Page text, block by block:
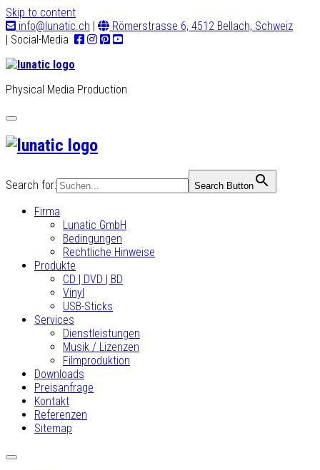
Skip to content
info@lunatic.ch |
Römerstrasse 6, 4512 Bellach, Schweiz
| Social-Media
Physical Media Production
Toggle
navigation
Search for: Search Button
Firma
Lunatic GmbH
Bedingungen
Rechtliche Hinweise
Produkte
CD | DVD | BD
Vinyl
USB-Sticks
Services
Dienstleistungen
Musik / Lizenzen
Filmproduktion
Downloads
Preisanfrage
Kontakt
Referenzen
Sitemap